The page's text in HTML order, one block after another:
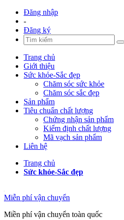
Đăng nhập
-
Đăng ký
Trang chủ
Giới thiệu
Sức khỏe-Sắc đẹp
Chăm sóc sức khỏe
Chăm sóc sắc đẹp
Sản phẩm
Tiêu chuẩn chất lượng
Chứng nhận sản phẩm
Kiểm định chất lượng
Mã vạch sản phẩm
Liên hệ
Trang chủ
Sức khỏe-Sắc đẹp
Miễn phí vận chuyển
Miền phí vận chuyển toàn quốc